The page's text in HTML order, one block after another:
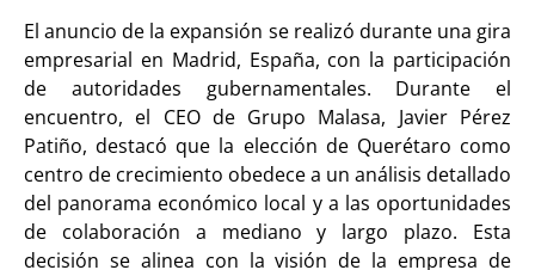
El anuncio de la expansión se realizó durante una gira
empresarial en Madrid, España, con la participación
de autoridades gubernamentales. Durante el
encuentro, el CEO de Grupo Malasa, Javier Pérez
Patiño, destacó que la elección de Querétaro como
centro de crecimiento obedece a un análisis detallado
del panorama económico local y a las oportunidades
de colaboración a mediano y largo plazo. Esta
decisión se alinea con la visión de la empresa de